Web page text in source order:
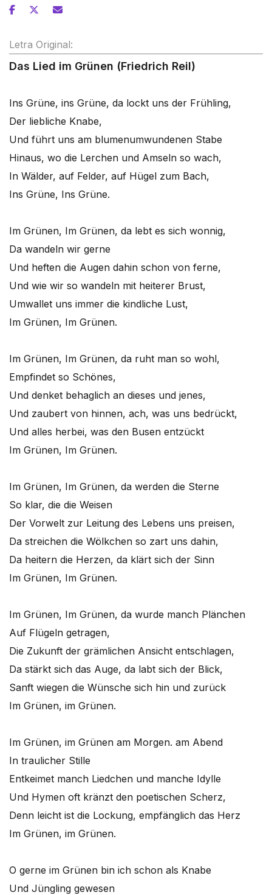
Letra Original:
Das Lied im Grünen (Friedrich Reil)
Ins Grüne, ins Grüne, da lockt uns der Frühling,
Der liebliche Knabe,
Und führt uns am blumenumwundenen Stabe
Hinaus, wo die Lerchen und Amseln so wach,
In Wälder, auf Felder, auf Hügel zum Bach,
Ins Grüne, Ins Grüne.
Im Grünen, Im Grünen, da lebt es sich wonnig,
Da wandeln wir gerne
Und heften die Augen dahin schon von ferne,
Und wie wir so wandeln mit heiterer Brust,
Umwallet uns immer die kindliche Lust,
Im Grünen, Im Grünen.
Im Grünen, Im Grünen, da ruht man so wohl,
Empfindet so Schönes,
Und denket behaglich an dieses und jenes,
Und zaubert von hinnen, ach, was uns bedrückt,
Und alles herbei, was den Busen entzückt
Im Grünen, Im Grünen.
Im Grünen, Im Grünen, da werden die Sterne
So klar, die die Weisen
Der Vorwelt zur Leitung des Lebens uns preisen,
Da streichen die Wölkchen so zart uns dahin,
Da heitern die Herzen, da klärt sich der Sinn
Im Grünen, Im Grünen.
Im Grünen, Im Grünen, da wurde manch Plänchen
Auf Flügeln getragen,
Die Zukunft der grämlichen Ansicht entschlagen,
Da stärkt sich das Auge, da labt sich der Blick,
Sanft wiegen die Wünsche sich hin und zurück
Im Grünen, im Grünen.
Im Grünen, im Grünen am Morgen. am Abend
In traulicher Stille
Entkeimet manch Liedchen und manche Idylle
Und Hymen oft kränzt den poetischen Scherz,
Denn leicht ist die Lockung, empfänglich das Herz
Im Grünen, im Grünen.
O gerne im Grünen bin ich schon als Knabe
Und Jüngling gewesen